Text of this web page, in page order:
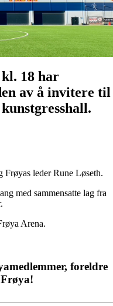
18 har
av å invitere til
Frøyas leder Rune Løseth.
med sammensatte lag fra
Arena.
foreldre